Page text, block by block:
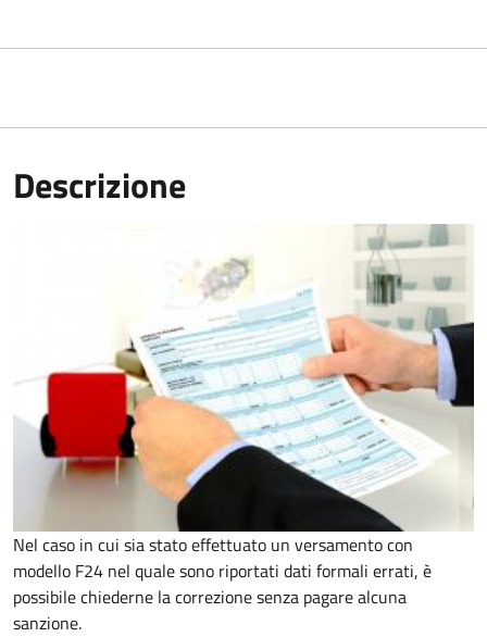
Descrizione
Nel caso in cui sia stato effettuato un versamento con
modello F24 nel quale sono riportati dati formali errati, è
possibile chiederne la correzione senza pagare alcuna
sanzione.